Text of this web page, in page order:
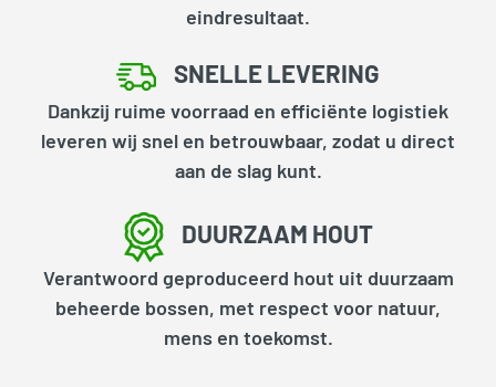
eindresultaat.
SNELLE LEVERING
Dankzij ruime voorraad en efficiënte logistiek
leveren wij snel en betrouwbaar, zodat u direct
aan de slag kunt.
DUURZAAM HOUT
Verantwoord geproduceerd hout uit duurzaam
beheerde bossen, met respect voor natuur,
mens en toekomst.